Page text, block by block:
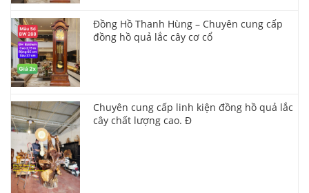
Đồng Hồ Thanh Hùng – Chuyên cung cấp
đồng hồ quả lắc cây cơ cổ
Chuyên cung cấp linh kiện đồng hồ quả lắc
cây chất lượng cao. Đ